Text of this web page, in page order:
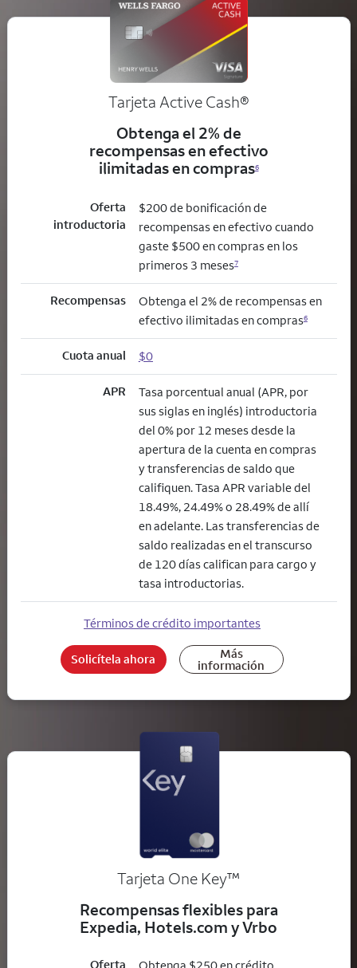
Tarjeta Active Cash®
Obtenga el 2% de
recompensas en efectivo
ilimitadas en compras6
Oferta
introductoria
$200 de bonificación de
recompensas en efectivo cuando
gaste $500 en compras en los
primeros 3 meses7
Recompensas
Obtenga el 2% de recompensas en
efectivo ilimitadas en compras6
Cuota anual $0
APR
Tasa porcentual anual (APR, por
sus siglas en inglés) introductoria
del 0% por 12 meses desde la
apertura de la cuenta en compras
y transferencias de saldo que
califiquen. Tasa APR variable del
18.49%, 24.49% o 28.49% de allí
en adelante. Las transferencias de
saldo realizadas en el transcurso
de 120 días califican para cargo y
tasa introductorias.
Términos de crédito importantes
Solicítela ahora Más
información
Tarjeta One Keytrademark
™
Recompensas flexibles para
Expedia, Hotels.com y Vrbo
Oferta